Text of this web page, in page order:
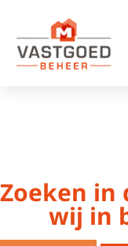
Zoeken in
wij in